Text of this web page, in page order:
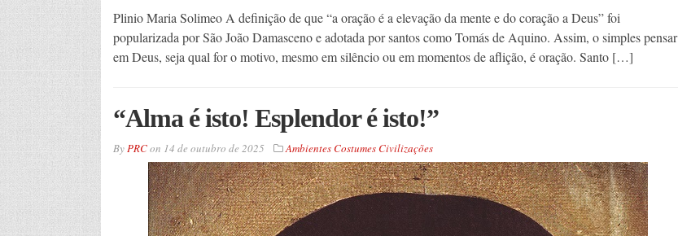
Plinio Maria Solimeo A definição de que “a oração é a elevação da mente e do coração a Deus” foi
popularizada por São João Damasceno e adotada por santos como Tomás de Aquino. Assim, o simples pensar
em Deus, seja qual for o motivo, mesmo em silêncio ou em momentos de aflição, é oração. Santo […]
“Alma é isto! Esplendor é isto!”
ByPRCon 14 de outubro de 2025 Ambientes Costumes Civilizações